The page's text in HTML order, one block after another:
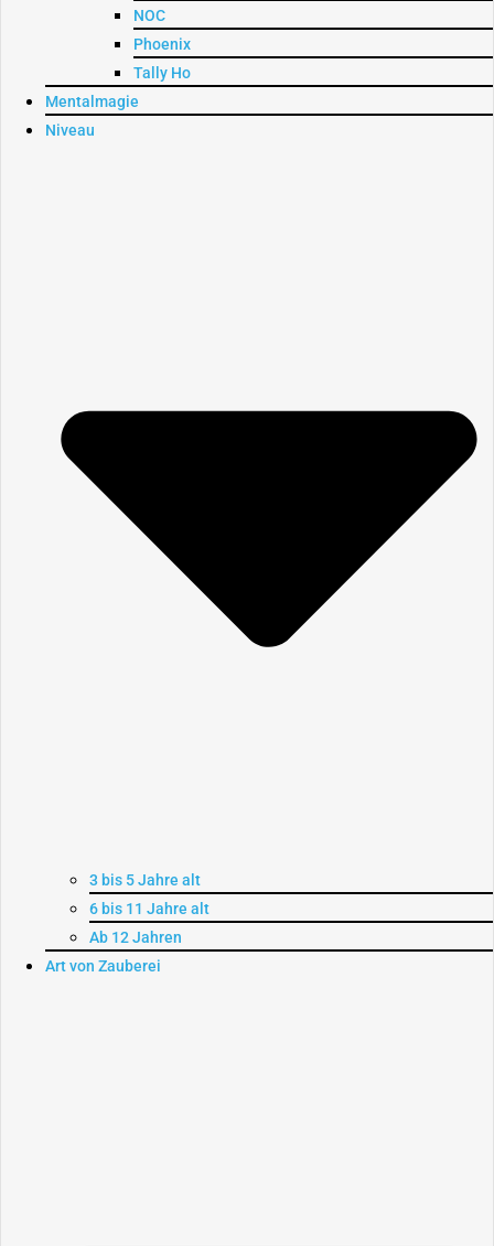
NOC
Phoenix
Tally Ho
Mentalmagie
Niveau
3 bis 5 Jahre alt
6 bis 11 Jahre alt
Ab 12 Jahren
Art von Zauberei